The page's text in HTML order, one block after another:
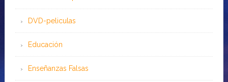
DVD-peliculas
Educación
Enseñanzas Falsas